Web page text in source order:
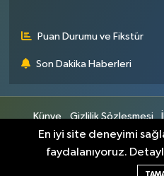
Puan Durumu ve Fikstür
Son Dakika Haberleri
Künye Gizlilik Sözleşmesi
Yayın
Haber
En iyi site deneyimi
faydalanıyoruz.